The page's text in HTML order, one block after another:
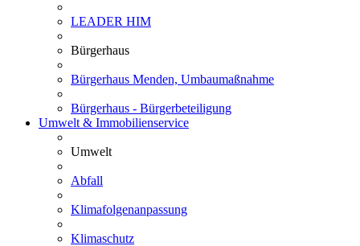
LEADER HIM
Bürgerhaus
Bürgerhaus Menden, Umbaumaßnahme
Bürgerhaus - Bürgerbeteiligung
Umwelt & Immobilienservice
Umwelt
Abfall
Klimafolgenanpassung
Klimaschutz